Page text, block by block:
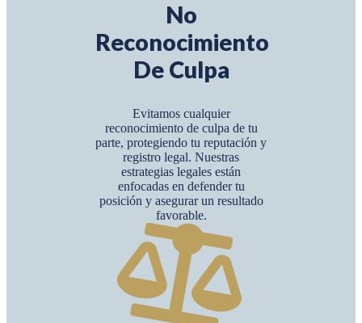
No
Reconocimiento
De Culpa
Evitamos cualquier
reconocimiento de culpa de tu
parte, protegiendo tu reputación y
registro legal. Nuestras
estrategias legales están
enfocadas en defender tu
posición y asegurar un resultado
favorable.